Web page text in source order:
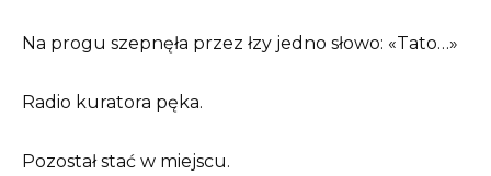
Na progu szepnęła przez łzy jedno słowo: «Tato…»
Radio kuratora pęka.
Pozostał stać w miejscu.